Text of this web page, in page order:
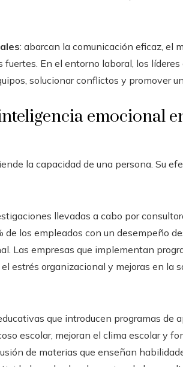
: abarcan la comunicación eficaz, el
En el entorno laboral, los
solucionar conflictos y promover
emocional
la capacidad de una persona. Su
llevadas a cabo por
de los empleados con un desempeño
Las empresas que implementan
estrés organizacional y mejoras en la
que introducen programas de
escolar, mejoran el clima escolar y
de materias que enseñan